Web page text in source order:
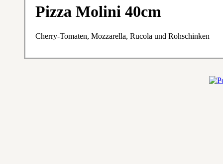
Pizza Molini 40cm
Cherry-Tomaten, Mozzarella, Rucola und Rohschinken